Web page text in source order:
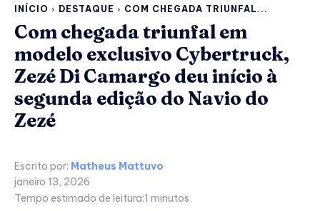
INÍCIO DESTAQUE COM CHEGADA TRIUNFAL...
Com chegada triunfal em
modelo exclusivo Cybertruck,
Zezé Di Camargo deu início à
segunda edição do Navio do
Zezé
Escrito por: Matheus Mattuvo
janeiro 13, 2026
Tempo estimado de leitura:1 minutos